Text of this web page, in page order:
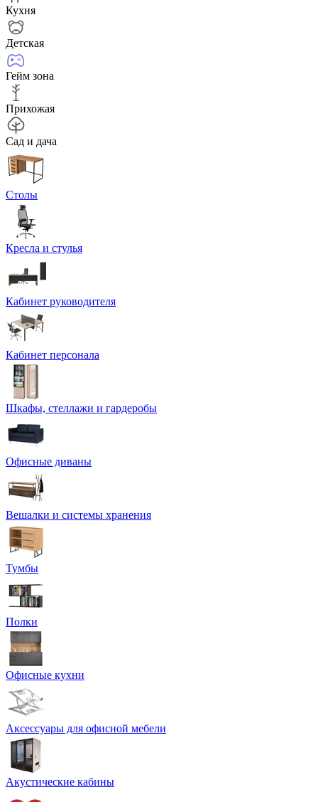
Кухня
Детская
Гейм зона
Прихожая
Сад и дача
Столы
Кресла и стулья
Кабинет руководителя
Кабинет персонала
Шкафы, стеллажи и гардеробы
Офисные диваны
Вешалки и системы хранения
Тумбы
Полки
Офисные кухни
Аксессуары для офисной мебели
Акустические кабины